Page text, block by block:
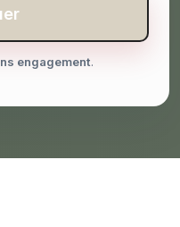
engagement.